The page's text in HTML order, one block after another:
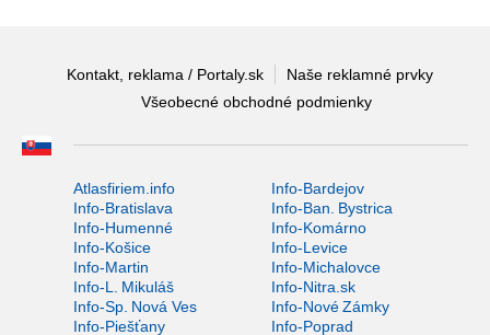
Kontakt, reklama / Portaly.sk
Naše reklamné prvky
Všeobecné obchodné podmienky
Atlasfiriem.info
Info-Bardejov
Info-Bratislava
Info-Ban. Bystrica
Info-Humenné
Info-Komárno
Info-Košice
Info-Levice
Info-Martin
Info-Michalovce
Info-L. Mikuláš
Info-Nitra.sk
Info-Sp. Nová Ves
Info-Nové Zámky
Info-Piešťany
Info-Poprad